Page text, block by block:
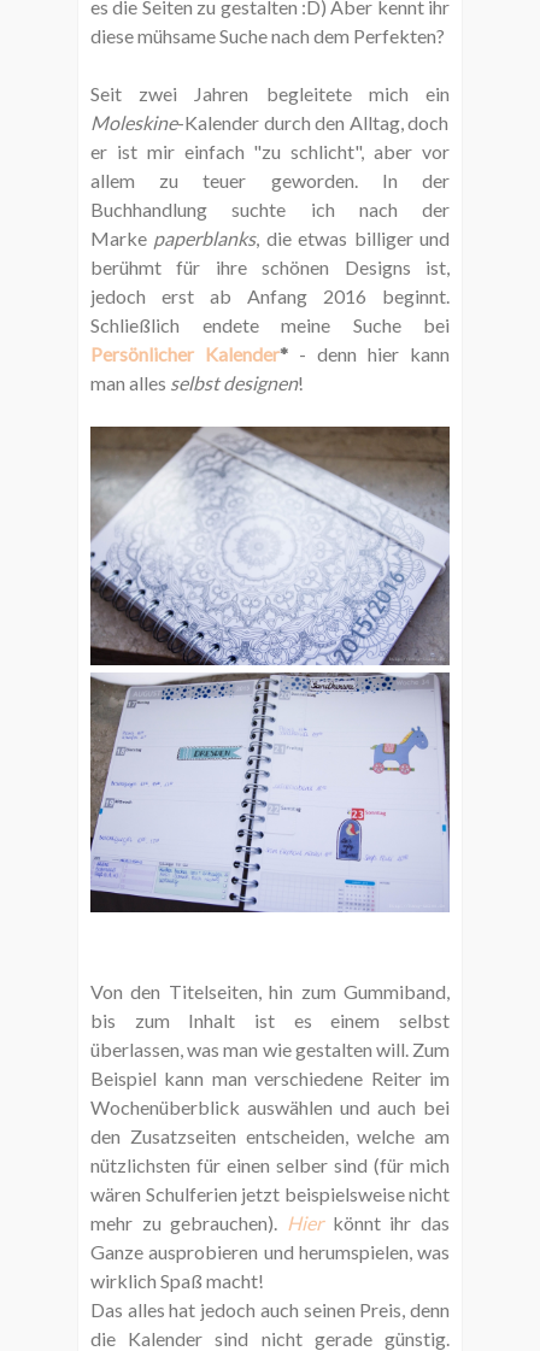
es die Seiten zu gestalten :D) Aber kennt ihr
diese mühsame Suche nach dem Perfekten?
Seit zwei Jahren begleitete mich ein
Moleskine-Kalender durch den Alltag, doch
er ist mir einfach "zu schlicht", aber vor
allem zu teuer geworden. In der
Buchhandlung suchte ich nach der
Marke paperblanks, die etwas billiger und
berühmt für ihre schönen Designs ist,
jedoch erst ab Anfang 2016 beginnt.
Schließlich endete meine Suche bei
Persönlicher Kalender* - denn hier kann
man alles selbst designen!
Von den Titelseiten, hin zum Gummiband,
bis zum Inhalt ist es einem selbst
überlassen, was man wie gestalten will. Zum
Beispiel kann man verschiedene Reiter im
Wochenüberblick auswählen und auch bei
den Zusatzseiten entscheiden, welche am
nützlichsten für einen selber sind (für mich
wären Schulferien jetzt beispielsweise nicht
mehr zu gebrauchen). Hier könnt ihr das
Ganze ausprobieren und herumspielen, was
wirklich Spaß macht!
Das alles hat jedoch auch seinen Preis, denn
die Kalender sind nicht gerade günstig.